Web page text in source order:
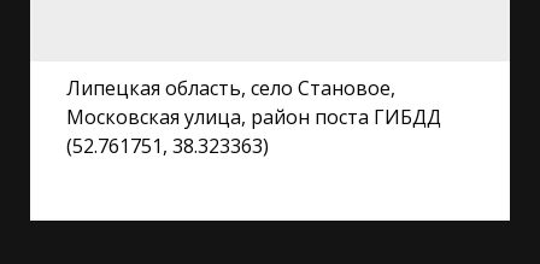
Липецкая область, село Становое,
Московская улица, район поста ГИБДД
(52.761751, 38.323363)